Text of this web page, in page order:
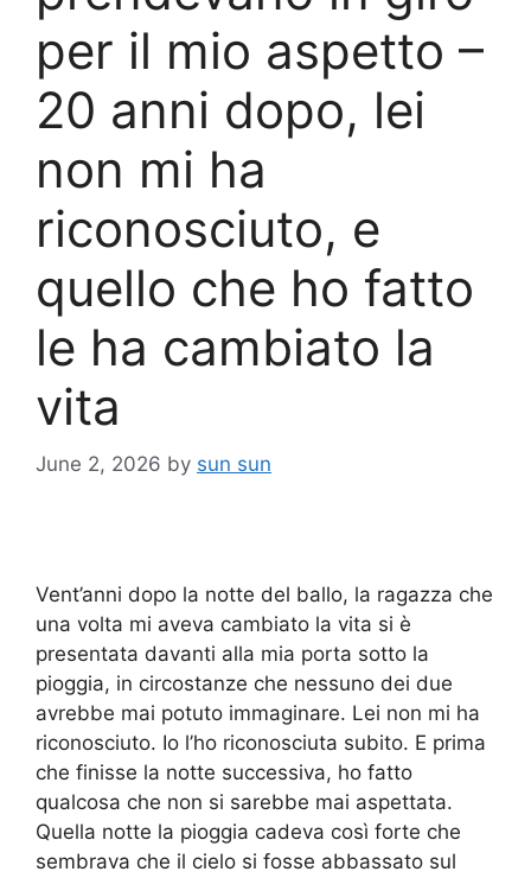
per il mio aspetto –
20 anni dopo, lei
non mi ha
riconosciuto, e
quello che ho fatto
le ha cambiato la
vita
June 2, 2026 by sun sun
Vent’anni dopo la notte del ballo, la ragazza che
una volta mi aveva cambiato la vita si è
presentata davanti alla mia porta sotto la
pioggia, in circostanze che nessuno dei due
avrebbe mai potuto immaginare. Lei non mi ha
riconosciuto. Io l’ho riconosciuta subito. E prima
che finisse la notte successiva, ho fatto
qualcosa che non si sarebbe mai aspettata.
Quella notte la pioggia cadeva così forte che
sembrava che il cielo si fosse abbassato sul